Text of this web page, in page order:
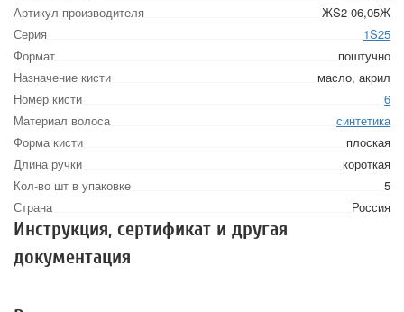
Артикул производителя
ЖS2-06,05Ж
Серия
1S25
Формат
поштучно
Назначение кисти
масло, акрил
Номер кисти
6
Материал волоса
синтетика
Форма кисти
плоская
Длина ручки
короткая
Кол-во шт в упаковке
5
Страна
Россия
Инструкция, сертификат и другая
документация